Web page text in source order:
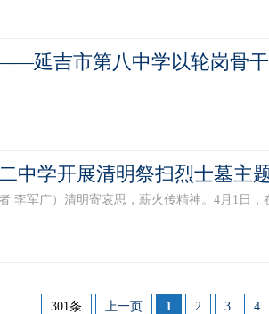
延吉市第八中学以轮岗骨
中学开展清明祭扫烈士墓主
李军广）清明寄哀思，薪火传精神。4月1日
301条 上一页 1 2 3 4